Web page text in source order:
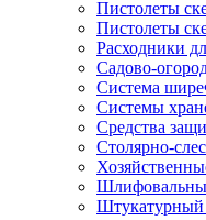
Пистолеты
Пистолеты
Расходники
Садово-
Система
Системы
Средства
Столярно-
Штукатурный